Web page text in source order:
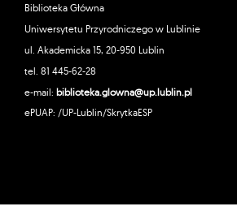
Biblioteka Główna
Uniwersytetu Przyrodniczego w Lublinie
ul. Akademicka 15, 20-950 Lublin
tel. 81 445-62-28
e-mail: biblioteka.glowna@up.lublin.pl
ePUAP: /UP-Lublin/SkrytkaESP